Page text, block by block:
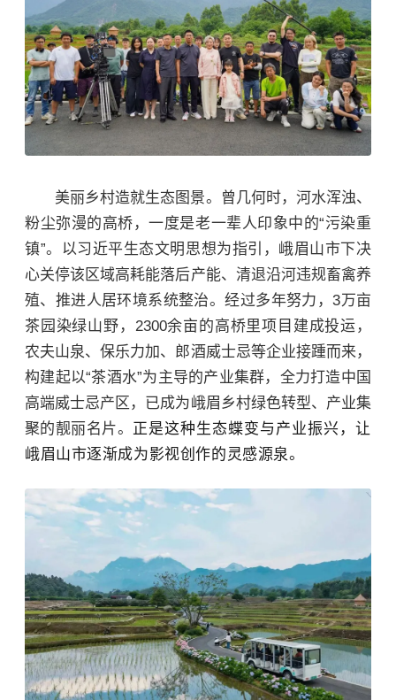
美丽乡村造就生态图景。曾几何时，河水浑浊、
粉尘弥漫的高桥，一度是老一辈人印象中的“污染重
镇”。以习近平生态文明思想为指引，峨眉山市下决
心关停该区域高耗能落后产能、清退沿河违规畜禽养
殖、推进人居环境系统整治。经过多年努力，3万亩
茶园染绿山野，2300余亩的高桥里项目建成投运，
农夫山泉、保乐力加、郎酒威士忌等企业接踵而来，
构建起以“茶酒水”为主导的产业集群，全力打造中国
高端威士忌产区，已成为峨眉乡村绿色转型、产业集
聚的靓丽名片。 正是这种生态蝶变与产业振兴，让
峨眉山市逐渐成为影视创作的灵感源泉。